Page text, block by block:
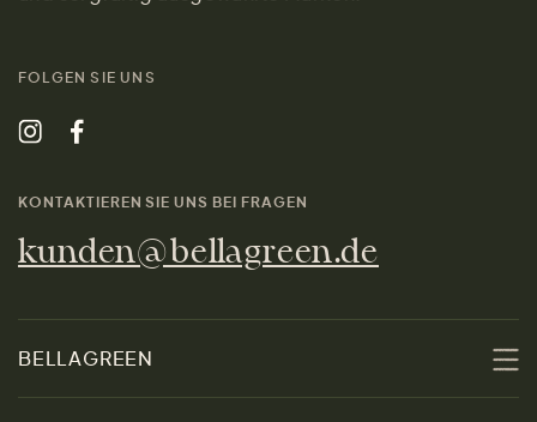
FOLGEN SIE UNS
KONTAKTIEREN SIE UNS BEI FRAGEN
kunden@bellagreen.de
BELLAGREEN